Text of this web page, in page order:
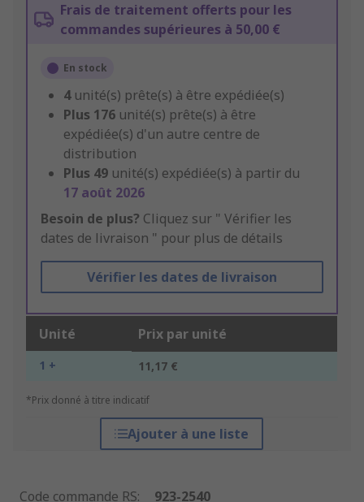
Frais de traitement offerts pour les
commandes supérieures à 50,00 €
En stock
4 unité(s) prête(s) à être expédiée(s)
Plus 176 unité(s) prête(s) à être
expédiée(s) d'un autre centre de
distribution
Plus 49 unité(s) expédiée(s) à partir du
17 août 2026
Besoin de plus? Cliquez sur " Vérifier les
dates de livraison " pour plus de détails
Vérifier les dates de livraison
Unité Prix par unité
1 + 11,17 €
*Prix donné à titre indicatif
Ajouter à une liste
Code commande RS:
923-2540